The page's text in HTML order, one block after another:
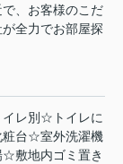
、お客様のこだ
全力でお部屋探
レ別☆トイレに
台☆室外洗濯機
敷地内ゴミ置き